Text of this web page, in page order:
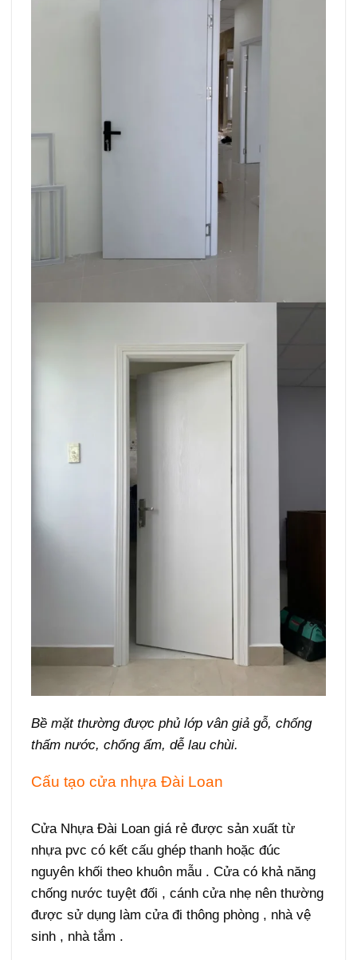
Bề mặt thường được phủ lớp vân giả gỗ, chống
thấm nước, chống ẩm, dễ lau chùi.
Cấu tạo cửa nhựa Đài Loan
Cửa Nhựa Đài Loan giá rẻ được sản xuất từ
nhựa pvc có kết cấu ghép thanh hoặc đúc
nguyên khối theo khuôn mẫu . Cửa có khả năng
chống nước tuyệt đối , cánh cửa nhẹ nên thường
được sử dụng làm cửa đi thông phòng , nhà vệ
sinh , nhà tắm .